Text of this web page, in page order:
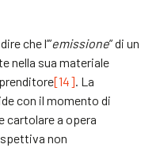
che l’”emissione” di un
nella sua materiale
[14] . La
con il momento di
cartolare a opera
non